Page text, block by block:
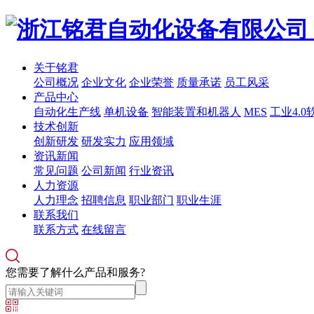
关于铭君
公司概况 企业文化 企业荣誉 质量承诺 员工风采
产品中心
自动化生产线 单机设备 智能装置和机器人 MES 工业4.0
技术创新
创新研发 研发实力 应用领域
资讯新闻
常见问题 公司新闻 行业资讯
人力资源
人力理念 招聘信息 职业部门 职业生涯
联系我们
联系方式 在线留言
您需要了解什么产品和服务?